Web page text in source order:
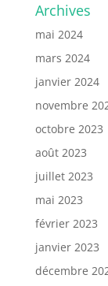
Archives
mai 2024
mars 2024
janvier 2024
novembre
octobre 2023
août 2023
juillet 2023
mai 2023
février 2023
janvier 2023
décembre